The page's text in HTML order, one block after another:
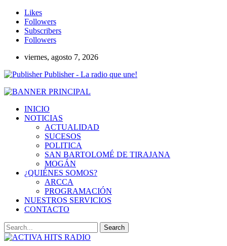
Likes
Followers
Subscribers
Followers
viernes, agosto 7, 2026
Publisher - La radio que une!
INICIO
NOTICIAS
ACTUALIDAD
SUCESOS
POLITICA
SAN BARTOLOMÉ DE TIRAJANA
MOGÁN
¿QUIÉNES SOMOS?
ARCCA
PROGRAMACIÓN
NUESTROS SERVICIOS
CONTACTO